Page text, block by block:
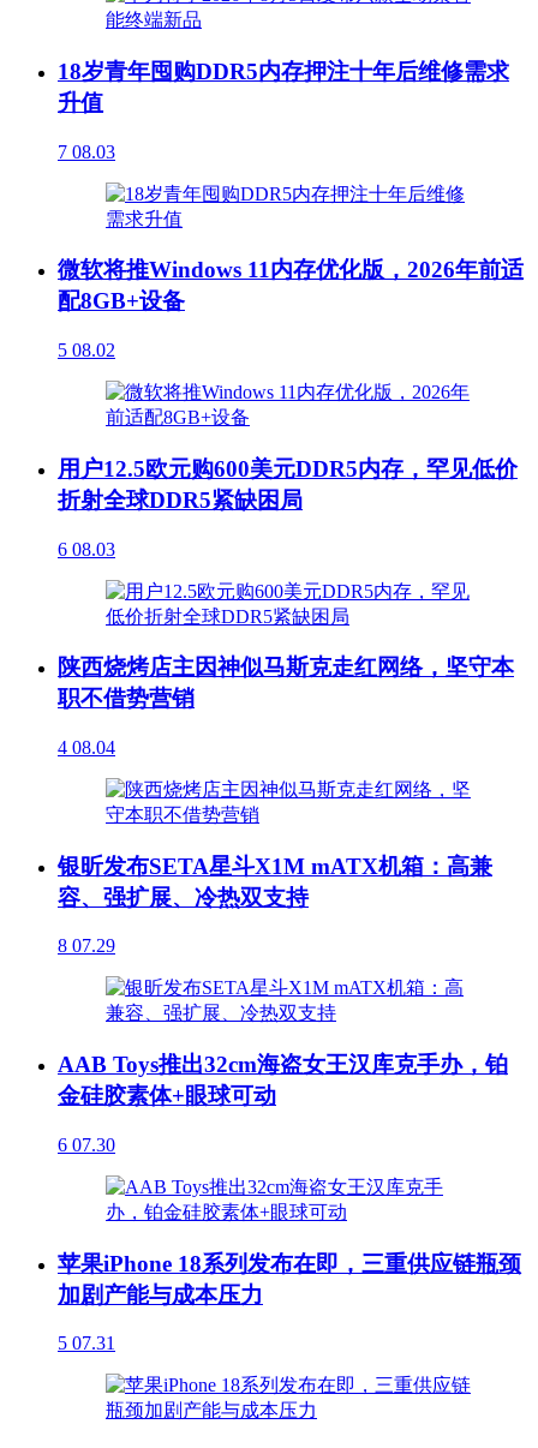
18岁青年囤购DDR5内存押注十年后维修需求
升值
7 08.03
微软将推Windows 11内存优化版，2026年前适
配8GB+设备
5 08.02
用户12.5欧元购600美元DDR5内存，罕见低价
折射全球DDR5紧缺困局
6 08.03
陕西烧烤店主因神似马斯克走红网络，坚守本
职不借势营销
4 08.04
银昕发布SETA星斗X1M mATX机箱：高兼
容、强扩展、冷热双支持
8 07.29
AAB Toys推出32cm海盗女王汉库克手办，铂
金硅胶素体+眼球可动
6 07.30
苹果iPhone 18系列发布在即，三重供应链瓶颈
加剧产能与成本压力
5 07.31